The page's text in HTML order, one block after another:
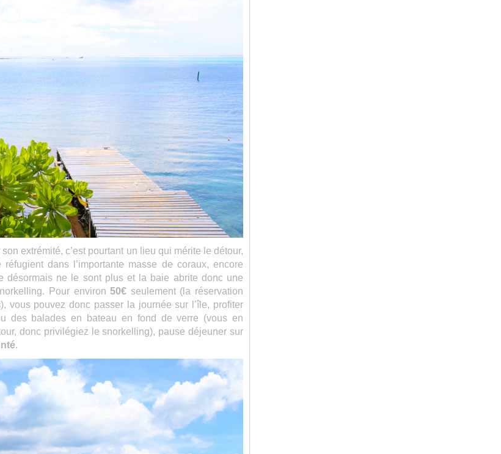
extrémité, c’est pourtant un lieu qui mérite le détour,
dans l’importante masse de coraux, encore
désormais ne le sont plus et la baie abrite donc une
Pour environ50€ seulement (la réservation
vous pouvez donc passer la journée sur l’île, profiter
des balades en bateau en fond de verre (vous en
donc privilégiez le snorkelling), pause déjeuner sur
.